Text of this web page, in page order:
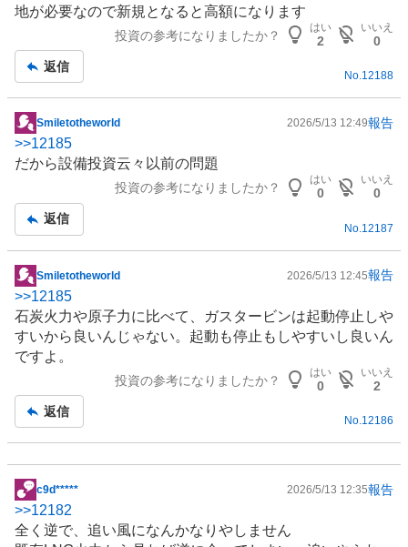
地が必要なので新規となると高額になります
投資の参考になりましたか？
はい
2
いいえ
0
返信
No.12188
掲
示
板
Smiletotheworld 2026/5/13 12:49報告
>>12185
だから設備投資云々以前の問題
投資の参考になりましたか？
はい
0
いいえ
0
返信
No. 12187
掲
示
板
記
事
Smiletotheworld 2026/5/13 12:45報告
>>12185
石炭火力や原子力に比べて、
ガスタービンは起動停止しや
すいから良いんじゃない。起動も停止もしやすいし良いん
ですよ。
投資の参考になりましたか？
はい
0
いいえ
2
返信
No.12186
掲
示
板
c9d***** 2026/5/13 12:35報告
>>12182
全く逆で、追い風になんかなりやしません